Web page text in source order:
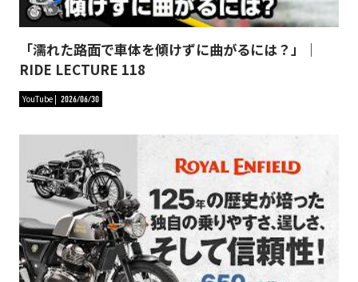
「濡れた路面で車体を傾けずに曲がるには？」｜
RIDE LECTURE 118
YouTube 2026/06/30